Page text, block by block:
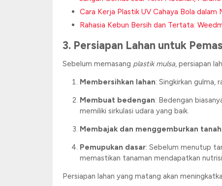
Cara Kerja Plastik UV Cahaya Bola
Rahasia Kebun Bersih dan Tertata:
3. Persiapan Lahan untuk
Sebelum memasang plastik mulsa, persiapan
Membersihkan lahan: Singkirkan gulma,
Membuat bedengan: Bedengan
memiliki sirkulasi udara yang baik.
Membajak dan menggemburkan tanah
Pemupukan dasar: Sebelum menutup
memastikan tanaman mendapatkan
Persiapan lahan yang matang akan